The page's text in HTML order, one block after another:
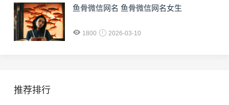
鱼骨微信网名 鱼骨微信网名女生
1800 2026-03-10
推荐排行